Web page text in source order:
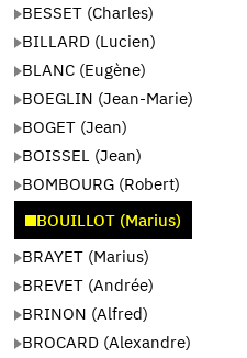
BESSET (Charles)
BILLARD (Lucien)
BLANC (Eugène)
BOEGLIN (Jean-Marie)
BOGET (Jean)
BOISSEL (Jean)
BOMBOURG (Robert)
BOUILLOT (Marius)
BRAYET (Marius)
BREVET (Andrée)
BRINON (Alfred)
BROCARD (Alexandre)